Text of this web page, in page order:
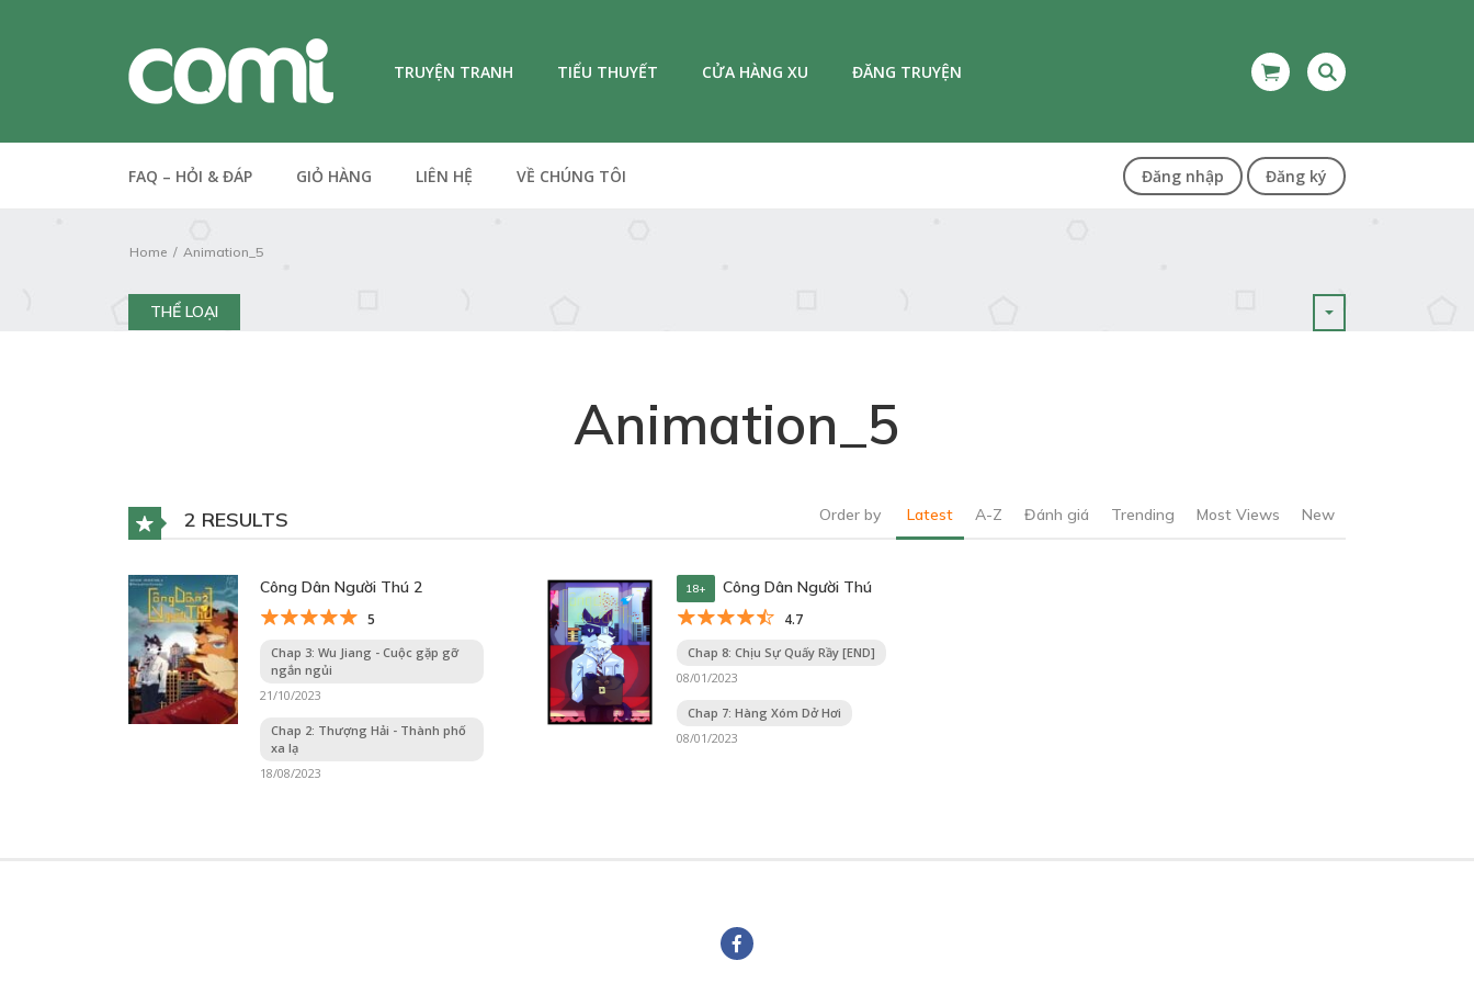
TRUYỆN TRANH TIỂU THUYẾT CỬA HÀNG XU ĐĂNG TRUYỆN
FAQ – HỎI & ĐÁP GIỎ HÀNG LIÊN HỆ VỀ CHÚNG TÔI Đăng nhập Đăng ký
Home Animation_5
THỂ LOẠI
Animation_5
2 RESULTS Order by Latest A-Z Đánh giá Trending Most Views New
Công Dân Người Thú 2
5
Chap 3: Wu Jiang - Cuộc gặp gỡ
ngắn ngủi
21/10/2023
Chap 2: Thượng Hải - Thành phố
xa lạ
18/08/2023
18+ Công Dân Người Thú
4.7
Chap 8: Chịu Sự Quấy Rầy [END]
08/01/2023
Chap 7: Hàng Xóm Dở Hơi
08/01/2023